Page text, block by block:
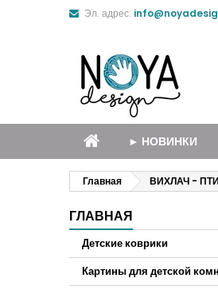
Эл. адрес:
► НОВИНКИ
Главная ВИХЛАЧ -
ГЛАВНАЯ
Детские коврики
Картины для детской